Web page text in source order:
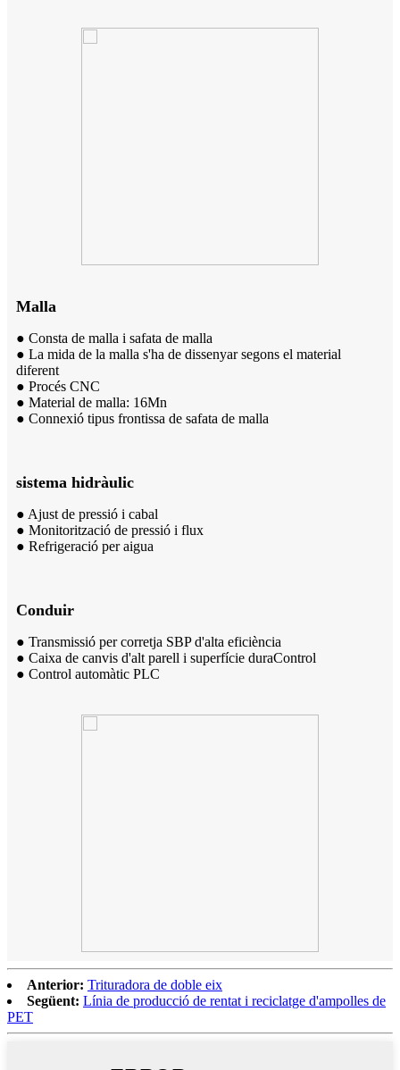
Malla
● Consta de malla i safata de malla
● La mida de la malla s'ha de dissenyar segons el material
diferent
● Procés CNC
● Material de malla: 16Mn
● Connexió tipus frontissa de safata de malla
sistema hidràulic
● Ajust de pressió i cabal
● Monitorització de pressió i flux
● Refrigeració per aigua
Conduir
● Transmissió per corretja SBP d'alta eficiència
● Caixa de canvis d'alt parell i superfície duraControl
● Control automàtic PLC
Anterior: Trituradora de doble eix
Següent: Línia de producció de rentat i reciclatge d'ampolles de
PET